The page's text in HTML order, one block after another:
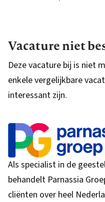
Vacature niet
Deze vacature bij is niet
enkele vergelijkbare
interessant zijn.
Als specialist in de
behandelt Parnassia
cliënten over heel